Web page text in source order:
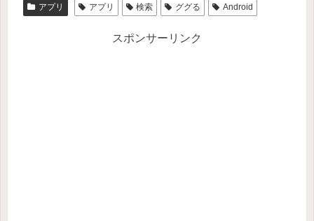
アプリ アプリ 検索 ググる Android
スポンサーリンク